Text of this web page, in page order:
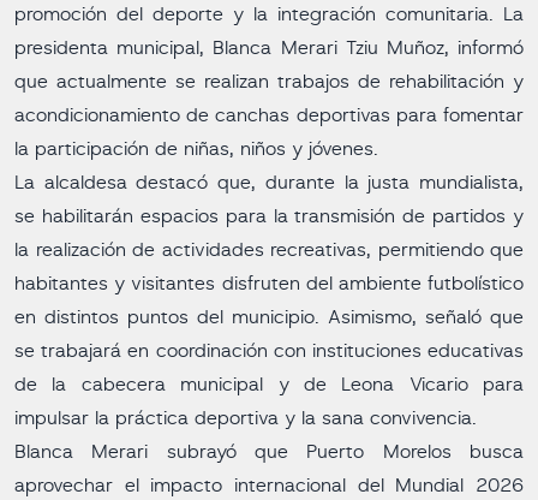
promoción del deporte y la integración comunitaria. La
presidenta municipal, Blanca Merari Tziu Muñoz, informó
que actualmente se realizan trabajos de rehabilitación y
acondicionamiento de canchas deportivas para fomentar
la participación de niñas, niños y jóvenes.
La alcaldesa destacó que, durante la justa mundialista,
se habilitarán espacios para la transmisión de partidos y
la realización de actividades recreativas, permitiendo que
habitantes y visitantes disfruten del ambiente futbolístico
en distintos puntos del municipio. Asimismo, señaló que
se trabajará en coordinación con instituciones educativas
de la cabecera municipal y de Leona Vicario para
impulsar la práctica deportiva y la sana convivencia.
Blanca Merari subrayó que Puerto Morelos busca
aprovechar el impacto internacional del Mundial 2026